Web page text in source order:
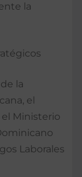
la
la
el
Ministerio
Laborales